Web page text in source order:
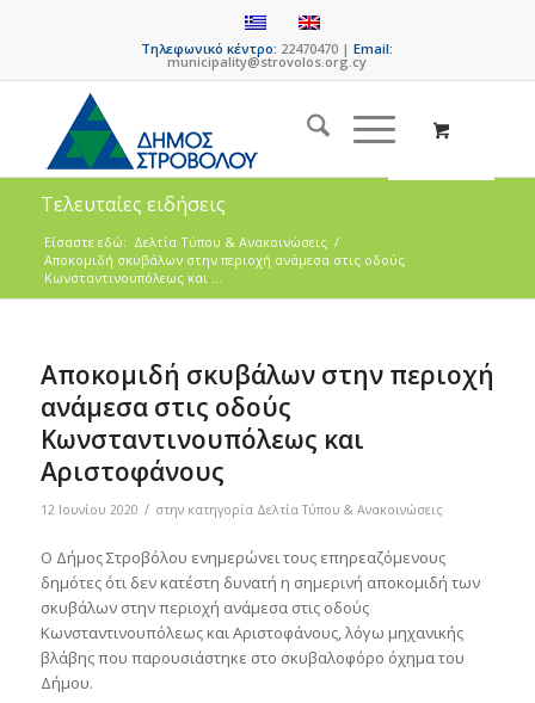
Τηλεφωνικό κέντρο: 22470470 |Email:
municipality@strovolos.org.cy
Τελευταίες ειδήσεις
Είσαστε εδώ: Δελτία Τύπου & Ανακοινώσεις /
Αποκομιδή σκυβάλων στην περιοχή ανάμεσα στις οδούς
Κωνσταντινουπόλεως και ...
Αποκομιδή σκυβάλων στην περιοχή
ανάμεσα στις οδούς
Κωνσταντινουπόλεως και
Αριστοφάνους
12 Ιουνίου 2020 / στην κατηγορία Δελτία Τύπου & Ανακοινώσεις
Ο Δήμος Στροβόλου ενημερώνει τους επηρεαζόμενους
δημότες ότι δεν κατέστη δυνατή η σημερινή αποκομιδή των
σκυβάλων στην περιοχή ανάμεσα στις οδούς
Κωνσταντινουπόλεως και Αριστοφάνους, λόγω μηχανικής
βλάβης που παρουσιάστηκε στο σκυβαλοφόρο όχημα του
Δήμου.